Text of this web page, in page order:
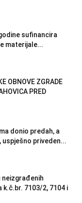
sufinancira
materijale...
OBNOVE ZGRADE
PRED
donio predah, a
priveden...
neizgrađenih
7103/2, 7104 i